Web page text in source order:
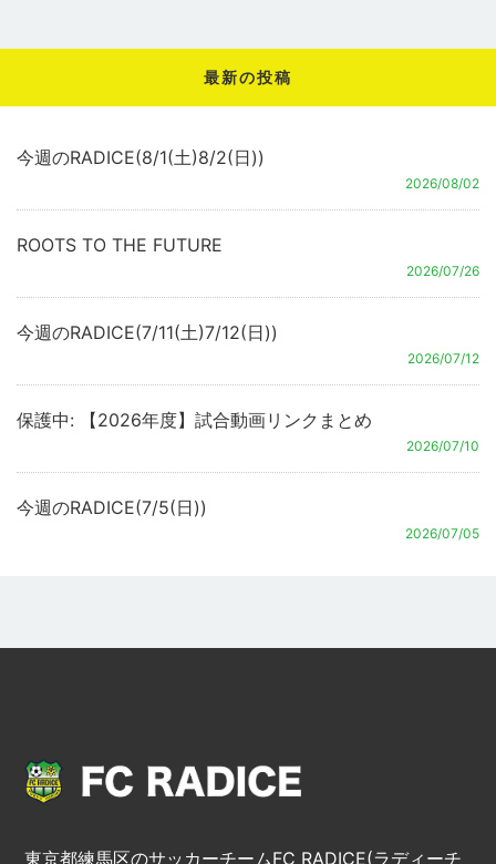
最新の投稿
今週のRADICE(8/1(土)8/2(日))
2026/08/02
ROOTS TO THE FUTURE
2026/07/26
今週のRADICE(7/11(土)7/12(日))
2026/07/12
保護中: 【2026年度】試合動画リンクまとめ
2026/07/10
今週のRADICE(7/5(日))
2026/07/05
東京都練馬区のサッカーチームFC RADICE(ラディーチ